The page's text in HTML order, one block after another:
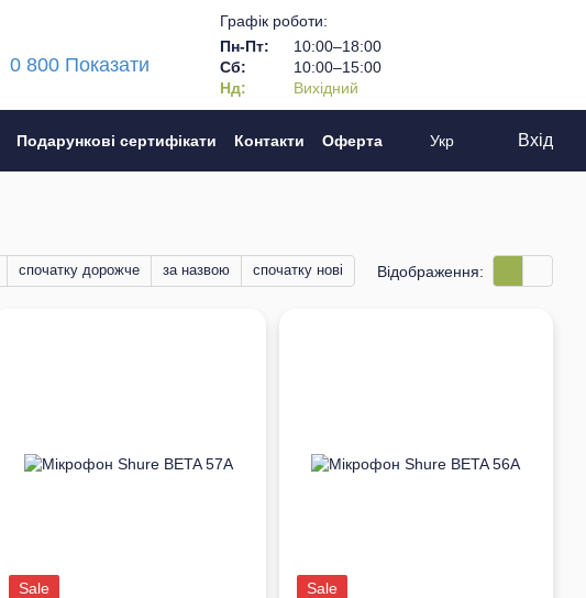
0 800 Показати
Графік роботи:
Пн-Пт:
10:00–18:00
Сб:
10:00–15:00
Нд:
Вихідний
Подарункові сертифікати Контакти
Оферта
Укр Вхід
cпочатку дорожче за назвою спочатку нові Відображення:
Sale Sale